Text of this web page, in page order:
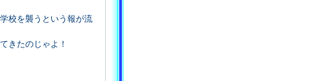
校を襲うという報が流
きたのじゃよ！